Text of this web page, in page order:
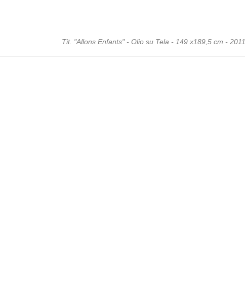
Tit. "Allons Enfants" - Olio su Tela - 149 x189,5 cm - 2011